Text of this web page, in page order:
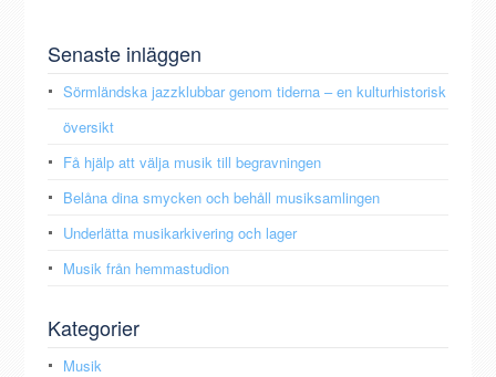
Senaste inläggen
Sörmländska jazzklubbar genom tiderna – en kulturhistorisk
översikt
Få hjälp att välja musik till begravningen
Belåna dina smycken och behåll musiksamlingen
Underlätta musikarkivering och lager
Musik från hemmastudion
Kategorier
Musik